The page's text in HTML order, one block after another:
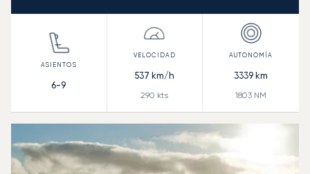
6-9
537 km/h
290 kts
3339 km
1803 NM